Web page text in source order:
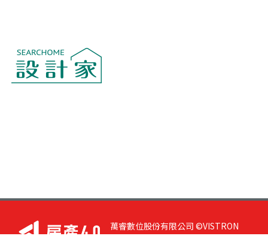
萬睿數位股份有限公司 ©VISTRON
DIGITAL All Right Reserved. 若您有任